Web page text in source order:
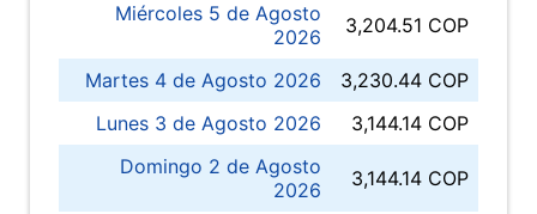
Miércoles 5 de Agosto
2026
3,204.51 COP
Martes 4 de Agosto 2026
3,230.44 COP
Lunes 3 de Agosto 2026
3,144.14 COP
Domingo 2 de Agosto
2026
3,144.14 COP